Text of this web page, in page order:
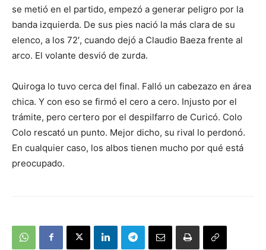
se metió en el partido, empezó a generar peligro por la
banda izquierda. De sus pies nació la más clara de su
elenco, a los 72′, cuando dejó a Claudio Baeza frente al
arco. El volante desvió de zurda.
Quiroga lo tuvo cerca del final. Falló un cabezazo en área
chica. Y con eso se firmó el cero a cero. Injusto por el
trámite, pero certero por el despilfarro de Curicó. Colo
Colo rescató un punto. Mejor dicho, su rival lo perdonó.
En cualquier caso, los albos tienen mucho por qué está
preocupado.